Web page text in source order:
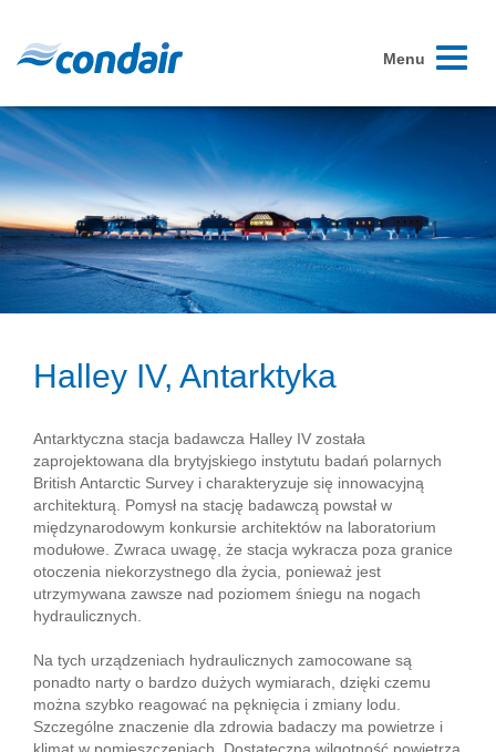
Toggle
Menu
Halley IV, Antarktyka
Antarktyczna stacja badawcza Halley IV została
zaprojektowana dla brytyjskiego instytutu badań polarnych
British Antarctic Survey i charakteryzuje się innowacyjną
architekturą. Pomysł na stację badawczą powstał w
międzynarodowym konkursie architektów na laboratorium
modułowe. Zwraca uwagę, że stacja wykracza poza granice
otoczenia niekorzystnego dla życia, ponieważ jest
utrzymywana zawsze nad poziomem śniegu na nogach
hydraulicznych.
Na tych urządzeniach hydraulicznych zamocowane są
ponadto narty o bardzo dużych wymiarach, dzięki czemu
można szybko reagować na pęknięcia i zmiany lodu.
Szczególne znaczenie dla zdrowia badaczy ma powietrze i
klimat w pomieszczeniach. Dostateczną wilgotność powietrza